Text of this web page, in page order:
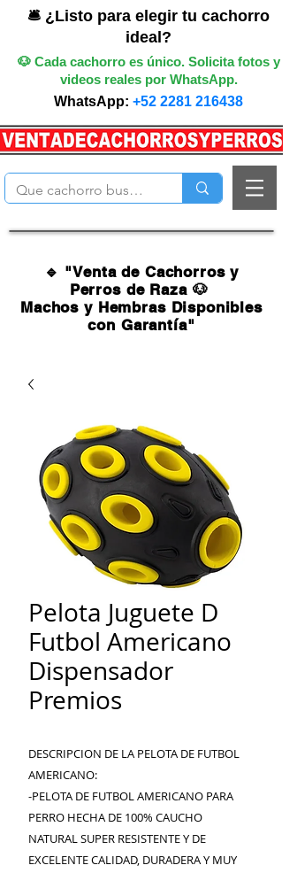
🛎️ ¿Listo para elegir tu cachorro
ideal?
🐶 Cada cachorro es único. Solicita fotos y
videos reales por WhatsApp.
WhatsApp: +52 2281 216438
🔹 "Venta de Cachorros y
Perros de Raza 🐶
Machos y Hembras Disponibles
con Garantía"
Pelota Juguete D
Futbol Americano
Dispensador
Premios
DESCRIPCION DE LA PELOTA DE FUTBOL
AMERICANO:
-PELOTA DE FUTBOL AMERICANO PARA
PERRO HECHA DE 100% CAUCHO
NATURAL SUPER RESISTENTE Y DE
EXCELENTE CALIDAD, DURADERA Y MUY